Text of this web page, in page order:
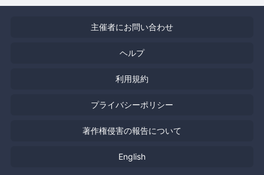
主催者にお問い合わせ
ヘルプ
利用規約
プライバシーポリシー
著作権侵害の報告について
English